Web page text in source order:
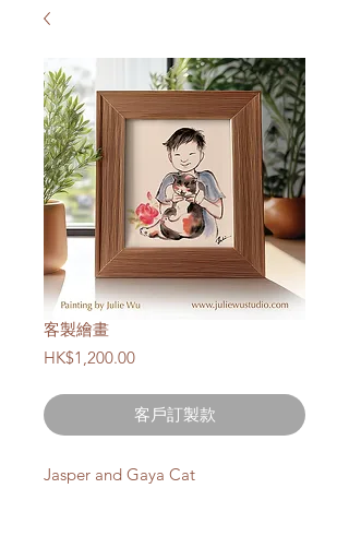
客製繪畫
HK$1,200.00價
客戶訂製款
Jasper and Gaya Cat